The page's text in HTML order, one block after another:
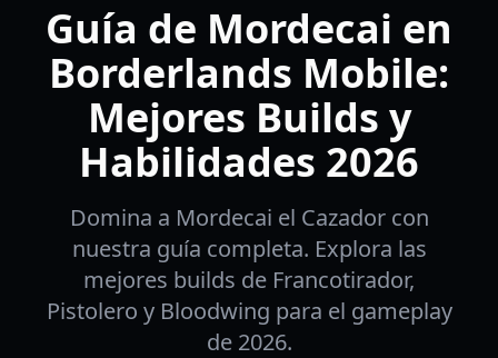
Guía de Mordecai en
Borderlands Mobile:
Mejores Builds y
Habilidades 2026
Domina a Mordecai el Cazador con
nuestra guía completa. Explora las
mejores builds de Francotirador,
Pistolero y Bloodwing para el gameplay
de 2026.